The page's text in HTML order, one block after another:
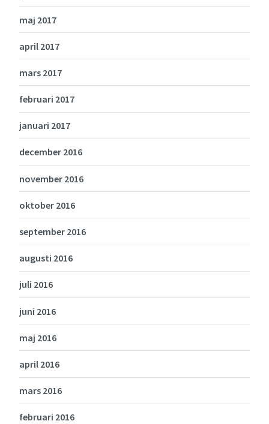
maj 2017
april 2017
mars 2017
februari 2017
januari 2017
december 2016
november 2016
oktober 2016
september 2016
augusti 2016
juli 2016
juni 2016
maj 2016
april 2016
mars 2016
februari 2016